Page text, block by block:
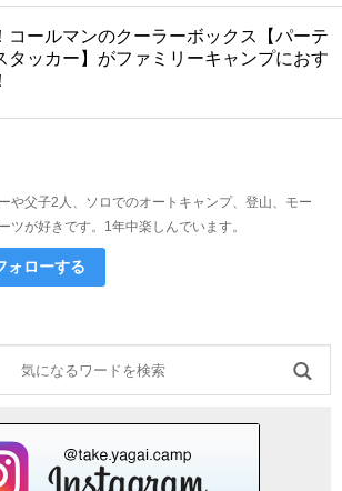
コールマンのクーラーボックス【パーテ
タッカー】がファミリーキャンプにおす
や父子2人、ソロでのオートキャンプ、登山、モー
ツが好きです。1年中楽しんでいます。
ォローする